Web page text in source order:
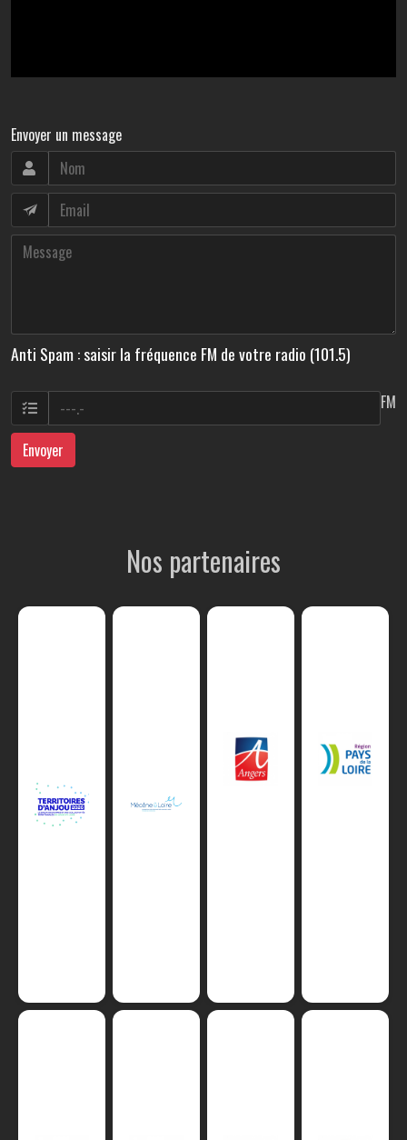
Envoyer un message
Anti Spam : saisir la fréquence FM de votre radio (101.5)
FM
Envoyer
Nos partenaires